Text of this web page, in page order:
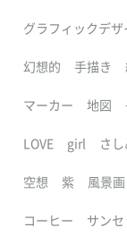
グラフィックデザ
幻想的 手描き
マーカー 地図
LOVE girl さ
空想 紫 風景画
コーヒー サンセ